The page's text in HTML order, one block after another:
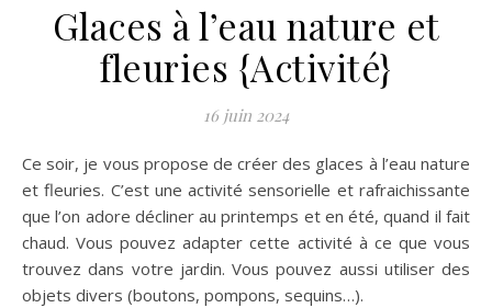
Glaces à l’eau nature et
fleuries {Activité}
16 juin 2024
Ce soir, je vous propose de créer des glaces à l’eau nature
et fleuries. C’est une activité sensorielle et rafraichissante
que l’on adore décliner au printemps et en été, quand il fait
chaud. Vous pouvez adapter cette activité à ce que vous
trouvez dans votre jardin. Vous pouvez aussi utiliser des
objets divers (boutons, pompons, sequins…).